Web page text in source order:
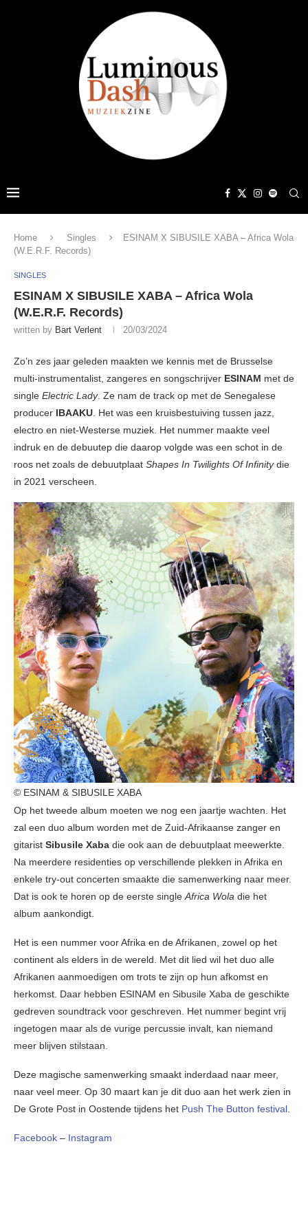
Home Singles
ESINAM X SIBUSILE XABA – Africa Wola
(W.E.R.F. Records)
SINGLES
ESINAM X SIBUSILE XABA – Africa Wola
(W.E.R.F. Records)
written by Bart Verlent 20/03/2024
Zo’n zes jaar geleden maakten we kennis met de Brusselse
multi-instrumentalist, zangeres en songschrijver ESINAM met de
single Electric Lady. Ze nam de track op met de Senegalese
producer IBAAKU. Het was een kruisbestuiving tussen jazz,
electro en niet-Westerse muziek. Het nummer maakte veel
indruk en de debuutep die daarop volgde was een schot in de
roos net zoals de debuutplaat Shapes In Twilights Of Infinitydie
in 2021 verscheen.
© ESINAM & SIBUSILE XABA
Op het tweede album moeten we nog een jaartje wachten. Het
zal een duo album worden met de Zuid-Afrikaanse zanger en
gitarist Sibusile Xaba die ook aan de debuutplaat meewerkte.
Na meerdere residenties op verschillende plekken in Afrika en
enkele try-out concerten smaakte die samenwerking naar meer.
Dat is ook te horen op de eerste singleAfrica Wola die het
album aankondigt.
Het is een nummer voor Afrika en de Afrikanen, zowel op het
continent als elders in de wereld. Met dit lied wil het duo alle
Afrikanen aanmoedigen om trots te zijn op hun afkomst en
herkomst. Daar hebben ESINAM en Sibusile Xaba de geschikte
gedreven soundtrack voor geschreven. Het nummer begint vrij
ingetogen maar als de vurige percussie invalt, kan niemand
meer blijven stilstaan.
Deze magische samenwerking smaakt inderdaad naar meer,
naar veel meer. Op 30 maart kan je dit duo aan het werk zien in
De Grote Post in Oostende tijdens het Push The Button festival.
Facebook – Instagram